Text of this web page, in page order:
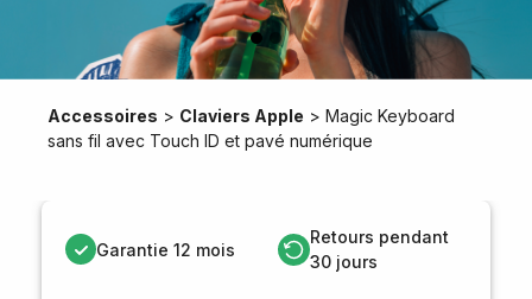
Accessoires > Claviers Apple > Magic Keyboard
sans fil avec Touch ID et pavé numérique
Garantie 12 mois
Retours pendant
30 jours